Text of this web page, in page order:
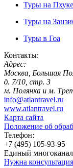
Туры на
Туры на
Туры в Гоа
Контакты:
Адрес:
Москва, Большая
д. 7/10, стр. 3
м. Полянка и м.
info@atlantravel.ru
www.atlantravel.ru
Карта сайта
Положение об
Телефон:
+7 (495) 105-93-95
Единый
Нужна